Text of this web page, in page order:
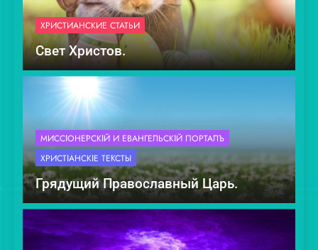
ХРИСТИАНСКИЕ СТАТЬИ
Свет Христов.
МИССІОНЕ́РСКІЙ И ЕВАНГЕ́ЛЬСКІЙ ПОРТА́ЛЪ
ХРИСТІА́НСКІЕ ТЕ́КСТЫ
Грядущий Православный Царь.